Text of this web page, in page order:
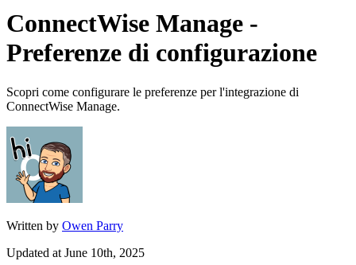
ConnectWise Manage -
Preferenze di configurazione
Scopri come configurare le preferenze per l'integrazione di
ConnectWise Manage.
Written by Owen Parry
Updated at June 10th, 2025